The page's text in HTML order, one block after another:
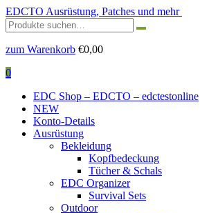
EDCTO Ausrüstung, Patches und mehr
Suchen
nach:
zum Warenkorb €0,00
0
EDC Shop – EDCTO – edctestonline
NEW
Konto-Details
Ausrüstung
Bekleidung
Kopfbedeckung
Tücher & Schals
EDC Organizer
Survival Sets
Outdoor